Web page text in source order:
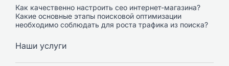
Как качественно настроить сео интернет-магазина?
Какие основные этапы поисковой оптимизации
необходимо соблюдать для роста трафика из поиска?
Наши услуги